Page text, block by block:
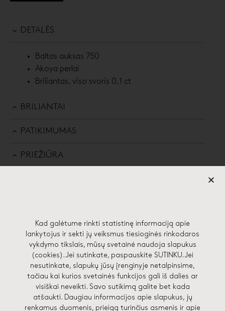
DETALĖS
Baltas auksas 750
Akoya perlai
Briliantas, viso svoris 0,1 ct
BRILIANTAI
PATIKIMUMAS
PRIEŽIŪRA
57 EDGES STUDIJA
Lydos g. 4-71, 01133 Vilnius
hello@57edges.com
+370 682 41748
Kad galėtume rinkti statistinę informaciją apie
lankytojus ir sekti jų veiksmus tiesioginės rinkodaros
vykdymo tikslais, mūsų svetainė naudoja slapukus
(cookies). Jei sutinkate, paspauskite SUTINKU. Jei
nesutinkate, slapukų jūsų įrenginyje netalpinsime,
tačiau kai kurios svetainės funkcijos gali iš dalies ar
visiškai neveikti. Savo sutikimą galite bet kada
atšaukti. Daugiau informacijos apie slapukus, jų
renkamus duomenis, prieigą turinčius asmenis ir apie